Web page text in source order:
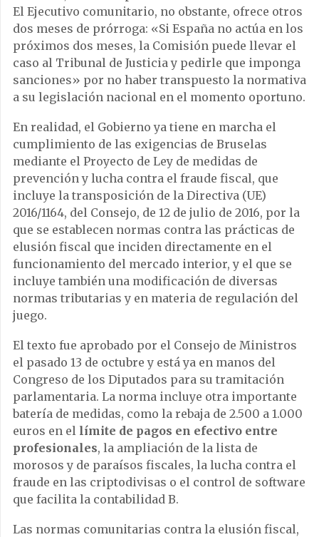
El Ejecutivo comunitario, no obstante, ofrece otros
dos meses de prórroga: «Si España no actúa en los
próximos dos meses, la Comisión puede llevar el
caso al Tribunal de Justicia y pedirle que imponga
sanciones» por no haber transpuesto la normativa
a su legislación nacional en el momento oportuno.
En realidad, el Gobierno ya tiene en marcha el
cumplimiento de las exigencias de Bruselas
mediante el Proyecto de Ley de medidas de
prevención y lucha contra el fraude fiscal, que
incluye la transposición de la Directiva (UE)
2016/1164, del Consejo, de 12 de julio de 2016, por la
que se establecen normas contra las prácticas de
elusión fiscal que inciden directamente en el
funcionamiento del mercado interior, y el que se
incluye también una modificación de diversas
normas tributarias y en materia de regulación del
juego.
El texto fue aprobado por el Consejo de Ministros
el pasado 13 de octubre y está ya en manos del
Congreso de los Diputados para su tramitación
parlamentaria. La norma incluye otra importante
batería de medidas, como la rebaja de 2.500 a 1.000
euros en el límite de pagos en efectivo entre
profesionales, la ampliación de la lista de
morosos y de paraísos fiscales, la lucha contra el
fraude en las criptodivisas o el control de software
que facilita la contabilidad B.
Las normas comunitarias contra la elusión fiscal,